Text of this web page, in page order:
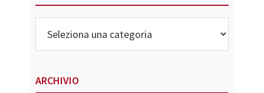
delle
Categorie
ARCHIVIO